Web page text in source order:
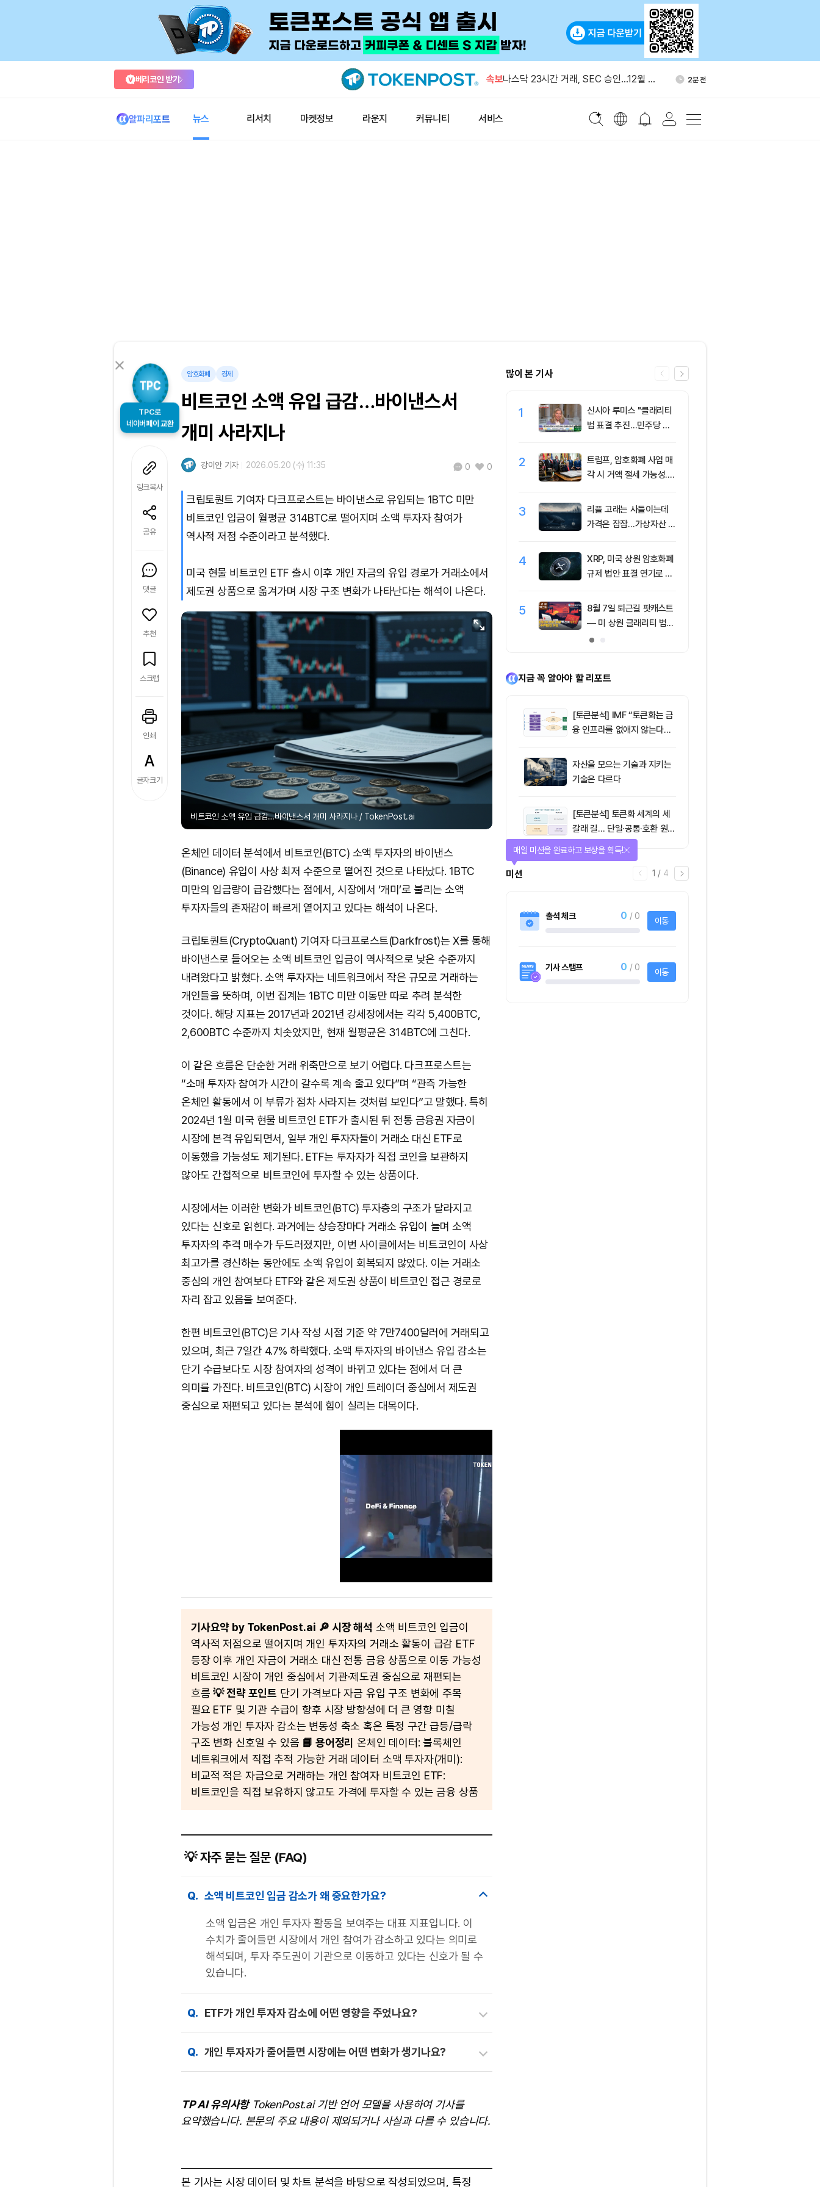
베리코인 받기 속보
러시아 연방보안국, 암호화폐 거래소 급습
6분 전
나스닥 23시간 거래, SEC 승인…12월 6
2분 전
알파리포트 뉴스 리서치 마켓정보 라운지 커뮤니티 서비스
TPC로
네이버페이 교환
링크복사
공유
댓글
추천
스크랩
인쇄
글자크기
암호화폐 경제
비트코인 소액 유입 급감…바이낸스서
개미 사라지나
강이안 기자 2026.05.20 (수) 11:35 0 0
크립토퀀트 기여자 다크프로스트는 바이낸스로 유입되는 1BTC 미만
비트코인 입금이 월평균 314BTC로 떨어지며 소액 투자자 참여가
역사적 저점 수준이라고 분석했다.
미국 현물 비트코인 ETF 출시 이후 개인 자금의 유입 경로가 거래소에서
제도권 상품으로 옮겨가며 시장 구조 변화가 나타난다는 해석이 나온다.
비트코인 소액 유입 급감…바이낸스서 개미 사라지나 / TokenPost.ai
온체인 데이터 분석에서 비트코인(BTC) 소액 투자자의 바이낸스
(Binance) 유입이 사상 최저 수준으로 떨어진 것으로 나타났다. 1BTC
미만의 입금량이 급감했다는 점에서, 시장에서 ‘개미’로 불리는 소액
투자자들의 존재감이 빠르게 옅어지고 있다는 해석이 나온다.
크립토퀀트(CryptoQuant) 기여자 다크프로스트(Darkfrost)는 X를 통해
바이낸스로 들어오는 소액 비트코인 입금이 역사적으로 낮은 수준까지
내려왔다고 밝혔다. 소액 투자자는 네트워크에서 작은 규모로 거래하는
개인들을 뜻하며, 이번 집계는 1BTC 미만 이동만 따로 추려 분석한
것이다. 해당 지표는 2017년과 2021년 강세장에서는 각각 5,400BTC,
2,600BTC 수준까지 치솟았지만, 현재 월평균은 314BTC에 그친다.
이 같은 흐름은 단순한 거래 위축만으로 보기 어렵다. 다크프로스트는
“소매 투자자 참여가 시간이 갈수록 계속 줄고 있다”며 “관측 가능한
온체인 활동에서 이 부류가 점차 사라지는 것처럼 보인다”고 말했다. 특히
2024년 1월 미국 현물 비트코인 ETF가 출시된 뒤 전통 금융권 자금이
시장에 본격 유입되면서, 일부 개인 투자자들이 거래소 대신 ETF로
이동했을 가능성도 제기된다. ETF는 투자자가 직접 코인을 보관하지
않아도 간접적으로 비트코인에 투자할 수 있는 상품이다.
시장에서는 이러한 변화가 비트코인(BTC) 투자층의 구조가 달라지고
있다는 신호로 읽힌다. 과거에는 상승장마다 거래소 유입이 늘며 소액
투자자의 추격 매수가 두드러졌지만, 이번 사이클에서는 비트코인이 사상
최고가를 경신하는 동안에도 소액 유입이 회복되지 않았다. 이는 거래소
중심의 개인 참여보다 ETF와 같은 제도권 상품이 비트코인 접근 경로로
자리 잡고 있음을 보여준다.
한편 비트코인(BTC)은 기사 작성 시점 기준 약 7만7400달러에 거래되고
있으며, 최근 7일간 4.7% 하락했다. 소액 투자자의 바이낸스 유입 감소는
단기 수급보다도 시장 참여자의 성격이 바뀌고 있다는 점에서 더 큰
의미를 가진다. 비트코인(BTC) 시장이 개인 트레이더 중심에서 제도권
중심으로 재편되고 있다는 분석에 힘이 실리는 대목이다.
t
기사요약 by TokenPost.ai 🔎 시장 해석 소액 비트코인 입금이
역사적 저점으로 떨어지며 개인 투자자의 거래소 활동이 급감 ETF
등장 이후 개인 자금이 거래소 대신 전통 금융 상품으로 이동 가능성
비트코인 시장이 개인 중심에서 기관·제도권 중심으로 재편되는
흐름💡 전략 포인트 단기 가격보다 자금 유입 구조 변화에 주목
필요 ETF 및 기관 수급이 향후 시장 방향성에 더 큰 영향 미칠
가능성 개인 투자자 감소는 변동성 축소 혹은 특정 구간 급등/급락
구조 변화 신호일 수 있음 📘 용어정리 온체인 데이터: 블록체인
네트워크에서 직접 추적 가능한 거래 데이터 소액 투자자(개미):
비교적 적은 자금으로 거래하는 개인 참여자 비트코인 ETF:
비트코인을 직접 보유하지 않고도 가격에 투자할 수 있는 금융 상품
💡 자주 묻는 질문 (FAQ)
Q. 소액 비트코인 입금 감소가 왜 중요한가요?
소액 입금은 개인 투자자 활동을 보여주는 대표 지표입니다. 이
수치가 줄어들면 시장에서 개인 참여가 감소하고 있다는 의미로
해석되며, 투자 주도권이 기관으로 이동하고 있다는 신호가 될 수
있습니다.
Q. ETF가 개인 투자자 감소에 어떤 영향을 주었나요?
Q. 개인 투자자가 줄어들면 시장에는 어떤 변화가 생기나요?
TP AI 유의사항TokenPost.ai 기반 언어 모델을 사용하여 기사를
요약했습니다. 본문의 주요 내용이 제외되거나 사실과 다를 수 있습니다.
본 기사는 시장 데이터 및 차트 분석을 바탕으로 작성되었으며, 특정
많이 본 기사
1
신시아 루미스 "클래리티
법 표결 추진…민주당 입
2
트럼프, 암호화폐 사업 매
각 시 거액 절세 가능성...
주목
3
리플 고래는 사들이는데
가격은 잠잠…가상자산 바
4
XRP, 미국 상원 암호화폐
규제 법안 표결 연기로 급
5
8월 7일 퇴근길 팟캐스트
— 미 상원 클래리티 법안
표결 추진…비트코인 ET
지금 꼭 알아야 할 리포트
[토큰분석] IMF “토큰화는 금
융 인프라를 없애지 않는다…
뿐”
자산을 모으는 기술과 지키는
기술은 다르다
[토큰분석] 토큰화 세계의 세
갈래 길… 단일·공통·호환 원장
이 가르는 ‘원자적 결제’의 운
1 / 4
미션
매일 미션을 완료하고 보상을 획득!
출석 체크 0 / 0 이동
기사 스탬프 0 / 0 이동